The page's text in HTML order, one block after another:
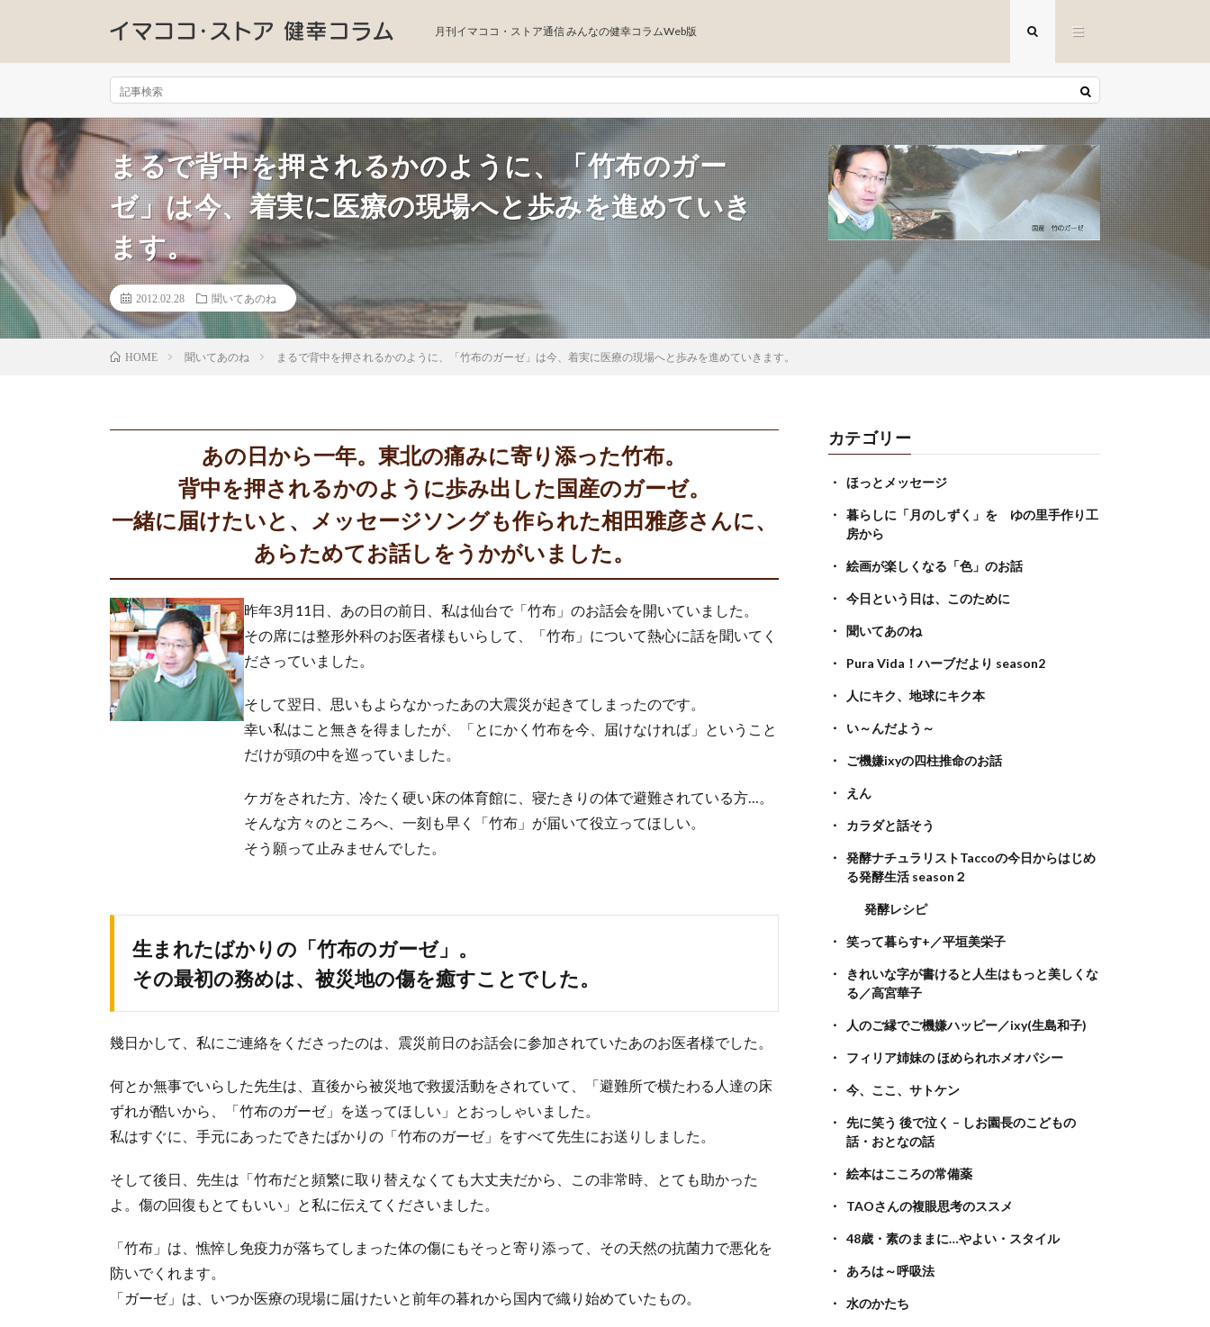
月刊イマココ・ストア通信 みんなの健幸コラムWeb版
まるで背中を押されるかのように、「竹布のガー
ゼ」は今、着実に医療の現場へと歩みを進めていき
ます。
2012.02.28 聞いてあのね
HOME 聞いてあのね まるで背中を押されるかのように、「竹布のガーゼ」は今、着実に医療の現場へと歩みを進めていきます。
あの日から一年。東北の痛みに寄り添った竹布。
背中を押されるかのように歩み出した国産のガーゼ。
一緒に届けたいと、メッセージソングも作られた相田雅彦さんに、
あらためてお話しをうかがいました。
昨年3月11日、あの日の前日、私は仙台で「竹布」のお話会を開いていました。
その席には整形外科のお医者様もいらして、「竹布」について熱心に話を聞いてく
ださっていました。
そして翌日、思いもよらなかったあの大震災が起きてしまったのです。
幸い私はこと無きを得ましたが、「とにかく竹布を今、届けなければ」ということ
だけが頭の中を巡っていました。
ケガをされた方、冷たく硬い床の体育館に、寝たきりの体で避難されている方…。
そんな方々のところへ、一刻も早く「竹布」が届いて役立ってほしい。
そう願って止みませんでした。
生まれたばかりの「竹布のガーゼ」。
その最初の務めは、被災地の傷を癒すことでした。
幾日かして、私にご連絡をくださったのは、震災前日のお話会に参加されていたあのお医者様でした。
何とか無事でいらした先生は、直後から被災地で救援活動をされていて、「避難所で横たわる人達の床
ずれが酷いから、「竹布のガーゼ」を送ってほしい」とおっしゃいました。
私はすぐに、手元にあったできたばかりの「竹布のガーゼ」をすべて先生にお送りしました。
そして後日、先生は「竹布だと頻繁に取り替えなくても大丈夫だから、この非常時、とても助かった
よ。傷の回復もとてもいい」と私に伝えてくださいました。
「竹布」は、憔悴し免疫力が落ちてしまった体の傷にもそっと寄り添って、その天然の抗菌力で悪化を
防いでくれます。
「ガーゼ」は、いつか医療の現場に届けたいと前年の暮れから国内で織り始めていたもの。
カテゴリー
ほっとメッセージ
暮らしに「月のしずく」を ゆの里手作り工
房から
絵画が楽しくなる「色」のお話
今日という日は、このために
聞いてあのね
Pura Vida！ハーブだより season2
人にキク、地球にキク本
い～んだよう～
ご機嫌ixyの四柱推命のお話
えん
カラダと話そう
発酵ナチュラリストTaccoの今日からはじめ
る発酵生活 season２
発酵レシピ
笑って暮らす+／平垣美栄子
きれいな字が書けると人生はもっと美しくな
る／高宮華子
人のご縁でご機嫌ハッピー／ixy(生島和子)
フィリア姉妹の ほめられホメオパシー
今、ここ、サトケン
先に笑う 後で泣く – しお園長のこどもの
話・おとなの話
絵本はこころの常備薬
TAOさんの複眼思考のススメ
48歳・素のままに…やよい・スタイル
あろは～呼吸法
水のかたち